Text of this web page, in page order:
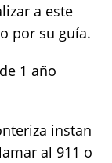
a este
por su guía.
1 año
instan
al 911 o